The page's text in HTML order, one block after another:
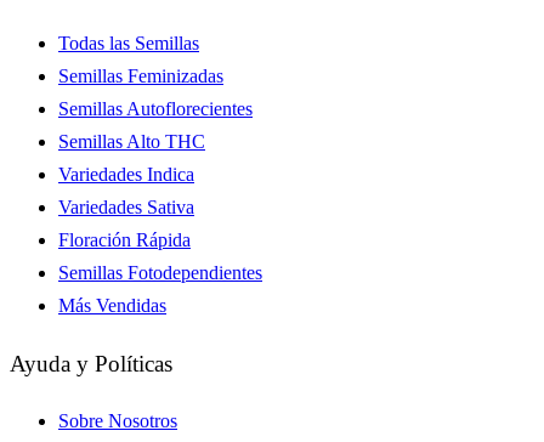
Todas las Semillas
Semillas Feminizadas
Semillas Autoflorecientes
Semillas Alto THC
Variedades Indica
Variedades Sativa
Floración Rápida
Semillas Fotodependientes
Más Vendidas
Ayuda y Políticas
Sobre Nosotros